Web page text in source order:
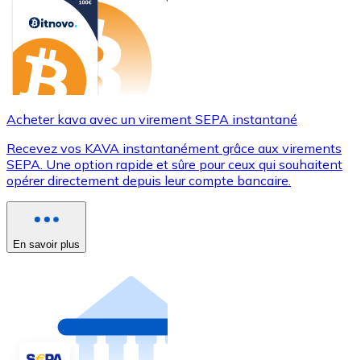
Acheter kava avec un virement SEPA instantané
Recevez vos KAVA instantanément grâce aux virements
SEPA. Une option rapide et sûre pour ceux qui souhaitent
opérer directement depuis leur compte bancaire.
En savoir plus